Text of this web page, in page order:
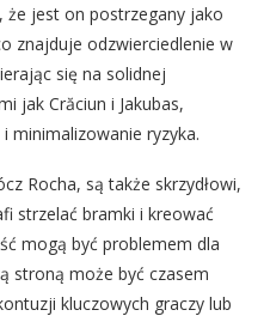
że jest on postrzegany jako
znajduje odzwierciedlenie w
się na solidnej
jak Crăciun i Jakubas,
minimalizowanie ryzyka.
Rocha, są także skrzydłowi,
strzelać bramki i kreować
mogą być problemem dla
stroną może być czasem
kluczowych graczy lub